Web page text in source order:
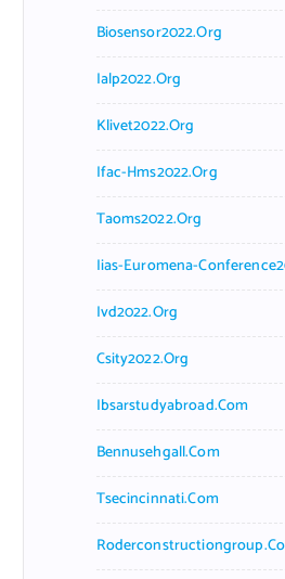
Biosensor2022.org
Ialp2022.org
Klivet2022.org
Ifac-Hms2022.org
Taoms2022.org
Iias-Euromena-
Ivd2022.org
Csity2022.org
Ibsarstudyabroad.com
Bennusehgall.com
Tsecincinnati.com